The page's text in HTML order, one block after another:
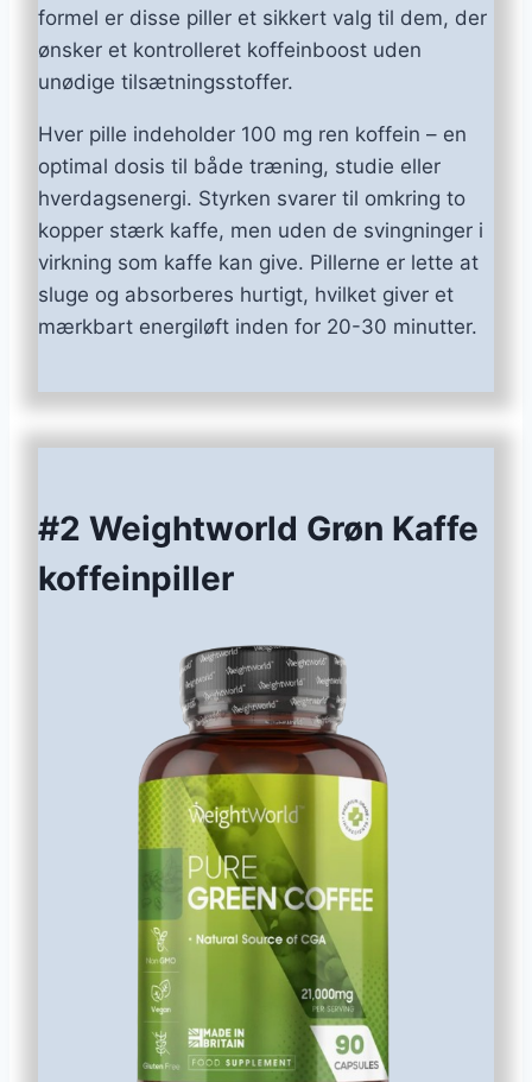
formel er disse piller et sikkert valg til dem, der
ønsker et kontrolleret koffeinboost uden
unødige tilsætningsstoffer.
Hver pille indeholder 100 mg ren koffein – en
optimal dosis til både træning, studie eller
hverdagsenergi. Styrken svarer til omkring to
kopper stærk kaffe, men uden de svingninger i
virkning som kaffe kan give. Pillerne er lette at
sluge og absorberes hurtigt, hvilket giver et
mærkbart energiløft inden for 20-30 minutter.
#2 Weightworld Grøn Kaffe
koffeinpiller